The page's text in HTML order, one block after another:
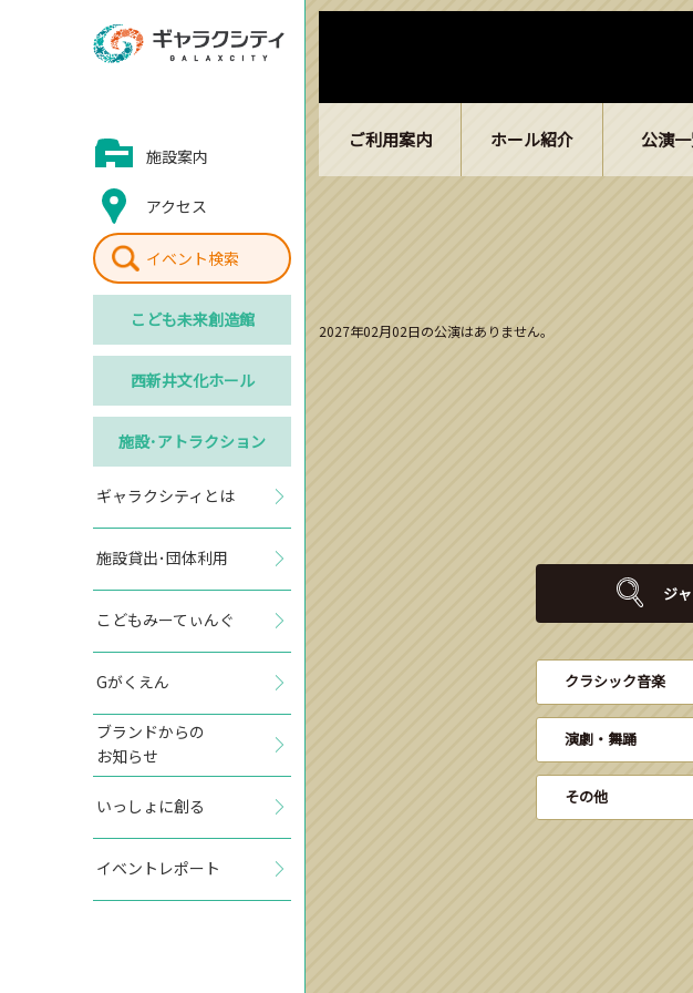
施設案内
アクセス
イベント検索
こども未来創造館
西新井文化ホール
施設･アトラクション
ギャラクシティとは
施設貸出･団体利用
こどもみーてぃんぐ
Gがくえん
ブランドからの
お知らせ
いっしょに創る
イベントレポート
ご利用案内 ホール紹介 公演
2027年02月02日の公演はありません。
ジ
クラシック音楽
演劇・舞踊
その他